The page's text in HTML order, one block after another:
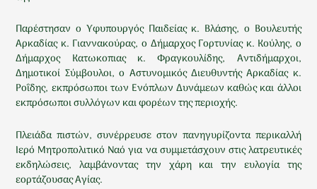
Παρέστησαν o Υφυπουργός Παιδείας κ. Βλάσης, ο Βουλευτής
Αρκαδίας κ. Γιαννακούρας, ο Δήμαρχος Γορτυνίας κ. Κούλης, ο
Δήμαρχος Κατωκοπιας κ. Φραγκουλίδης, Αντιδήμαρχοι,
Δημοτικοί Σύμβουλοι, ο Αστυνομικός Διευθυντής Αρκαδίας κ.
Ροΐδης, εκπρόσωποι των Ενόπλων Δυνάμεων καθώς και άλλοι
εκπρόσωποι συλλόγων και φορέων της περιοχής.
Πλειάδα πιστών, συνέρρευσε στον πανηγυρίζοντα περικαλλή
Ιερό Μητροπολιτικό Ναό για να συμμετάσχουν στις λατρευτικές
εκδηλώσεις, λαμβάνοντας την χάρη και την ευλογία της
εορτάζουσας Αγίας.